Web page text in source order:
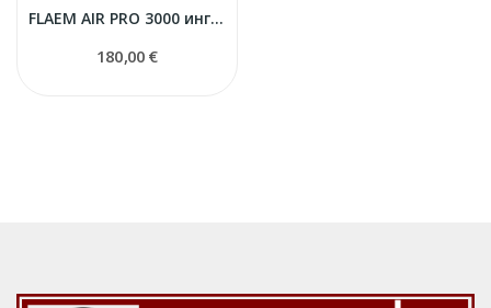
FLAEM AIR PRO 3000 ингалятор профессиональный
180,00 €